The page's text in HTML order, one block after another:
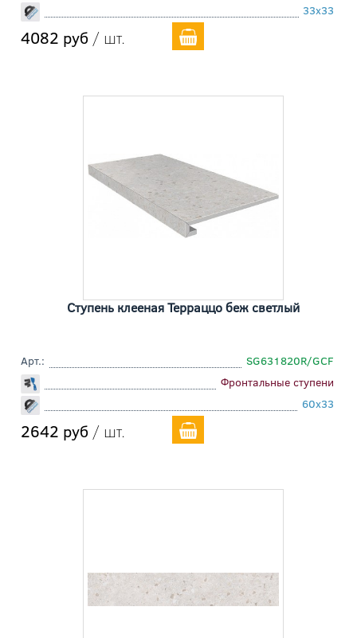
33x33
4082 руб / шт.
Ступень клееная Терраццо беж светлый
Арт.:
SG631820R/GCF
Фронтальные ступени
60x33
2642 руб / шт.